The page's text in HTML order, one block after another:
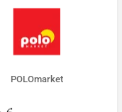
POLOmarket